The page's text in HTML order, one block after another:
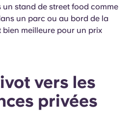
stand de street food comme
un parc ou au bord de la
bien meilleure pour un prix
vers les
privées